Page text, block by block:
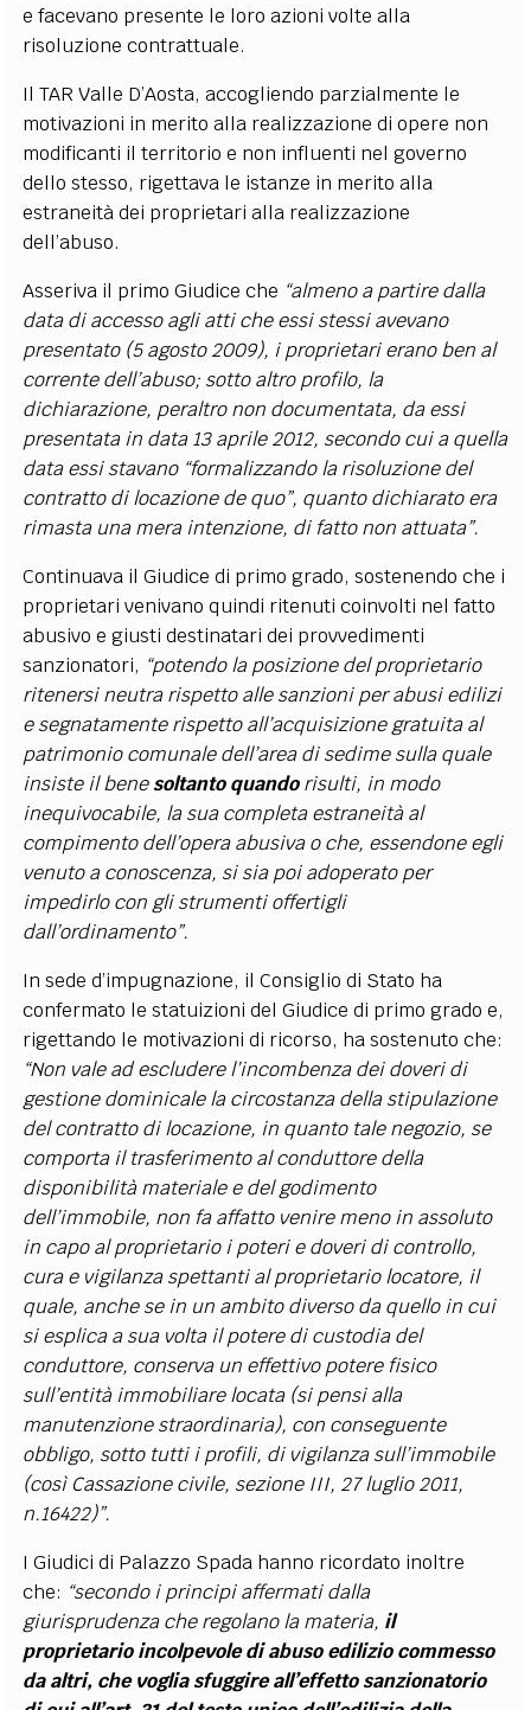
e facevano presente le loro azioni volte alla
risoluzione contrattuale.
Il TAR Valle D’Aosta, accogliendo parzialmente le
motivazioni in merito alla realizzazione di opere non
modificanti il territorio e non influenti nel governo
dello stesso, rigettava le istanze in merito alla
estraneità dei proprietari alla realizzazione
dell’abuso.
Asseriva il primo Giudice che “almeno a partire dalla
data di accesso agli atti che essi stessi avevano
presentato (5 agosto 2009), i proprietari erano ben al
corrente dell’abuso; sotto altro profilo, la
dichiarazione, peraltro non documentata, da essi
presentata in data 13 aprile 2012, secondo cui a quella
data essi stavano “formalizzando la risoluzione del
contratto di locazione de quo”, quanto dichiarato era
rimasta una mera intenzione, di fatto non attuata”.
Continuava il Giudice di primo grado, sostenendo che i
proprietari venivano quindi ritenuti coinvolti nel fatto
abusivo e giusti destinatari dei provvedimenti
sanzionatori, “potendo la posizione del proprietario
ritenersi neutra rispetto alle sanzioni per abusi edilizi
e segnatamente rispetto all’acquisizione gratuita al
patrimonio comunale dell’area di sedime sulla quale
insiste il benesoltanto quandorisulti, in modo
inequivocabile, la sua completa estraneità al
compimento dell’opera abusiva o che, essendone egli
venuto a conoscenza, si sia poi adoperato per
impedirlo con gli strumenti offertigli
dall’ordinamento”.
In sede d’impugnazione, il Consiglio di Stato ha
confermato le statuizioni del Giudice di primo grado e,
rigettando le motivazioni di ricorso, ha sostenuto che:
“Non vale ad escludere l’incombenza dei doveri di
gestione dominicale la circostanza della stipulazione
del contratto di locazione, in quanto tale negozio, se
comporta il trasferimento al conduttore della
disponibilità materiale e del godimento
dell’immobile, non fa affatto venire meno in assoluto
in capo al proprietario i poteri e doveri di controllo,
cura e vigilanza spettanti al proprietario locatore, il
quale, anche se in un ambito diverso da quello in cui
si esplica a sua volta il potere di custodia del
conduttore, conserva un effettivo potere fisico
sull’entità immobiliare locata (si pensi alla
manutenzione straordinaria), con conseguente
obbligo, sotto tutti i profili, di vigilanza sull’immobile
(così Cassazione civile, sezione III, 27 luglio 2011,
n.16422)”.
I Giudici di Palazzo Spada hanno ricordato inoltre
che: “secondo i principi affermati dalla
giurisprudenza che regolano la materia, il
proprietario incolpevole di abuso edilizio commesso
da altri, che voglia sfuggire all’effetto sanzionatorio